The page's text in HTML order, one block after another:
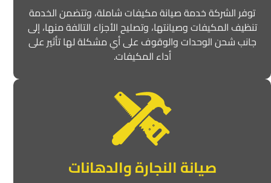
توفر الشركة خدمة صيانة مكيفات شاملة، وتتضمن الخدمة
تنظيف المكيفات وصيانتها، وتصليح الأجزاء التالفة منها، إلى
جانب شحن الوحدات والوقوف على أي مشكلة لها تأثير على
أداء المكيفات.
صيانة النجارة والدهانات